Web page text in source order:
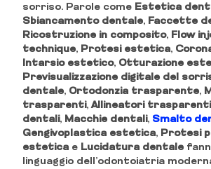
sorriso. Parole come Estetica
Sbiancamento dentale, Faccette
Ricostruzione in composito, Flow
technique, Protesi estetica,
Intarsio estetico, Otturazione
Previsualizzazione digitale del
dentale, Ortodonzia trasparente,
trasparenti,Allineatori trasparenti
dentali, Macchie dentali, Smalto
Gengivoplastica estetica, Protesi
estetica e Lucidatura dentale
linguaggio dell’odontoiatria